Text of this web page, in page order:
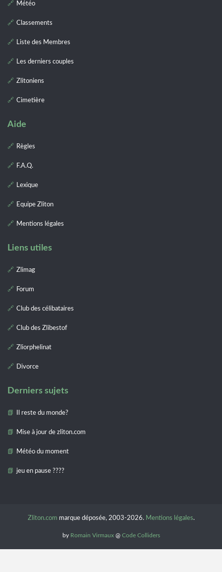
Météo
Classements
Liste des Membres
Les derniers couples
Zlitoniens
Cimetière
Aide
Règles
F.A.Q.
Lexique
Equipe Zliton
Mentions légales
Liens utiles
Zlimag
Forum
Club des célibataires
Club des Zlibestof
Zliorphelinat
Divorce
Derniers sujets
Il reste du monde?
Mise à jour de zliton.com
Météo du moment
jeu en pause ????
Zliton.com marque déposée, 2003-2026. Mentions légales.
by Romain Virmaux@ Code Colliders